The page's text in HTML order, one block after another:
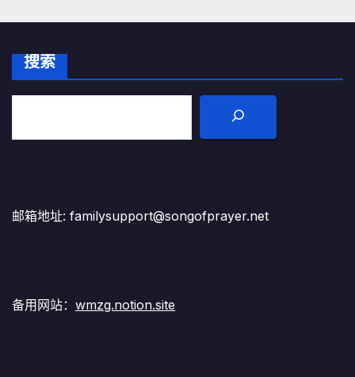
搜索
邮箱地址: familysupport@songofprayer.net
备用网站： wmzg.notion.site